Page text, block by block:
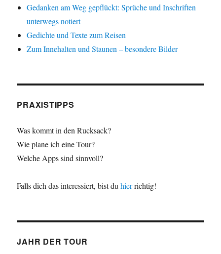
Gedanken am Weg gepflückt: Sprüche und Inschriften
unterwegs notiert
Gedichte und Texte zum Reisen
Zum Innehalten und Staunen – besondere Bilder
PRAXISTIPPS
Was kommt in den Rucksack?
Wie plane ich eine Tour?
Welche Apps sind sinnvoll?
Falls dich das interessiert, bist duhierrichtig!
JAHR DER TOUR